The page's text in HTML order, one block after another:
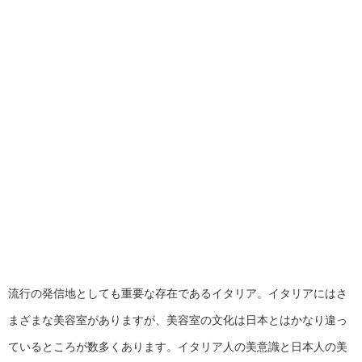
流行の発信地としても重要な存在であるイタリア。イタリアにはさ
まざまな美容室がありますが、美容室の文化は日本とはかなり違っ
ているところが数多くあります。イタリア人の美意識と日本人の美